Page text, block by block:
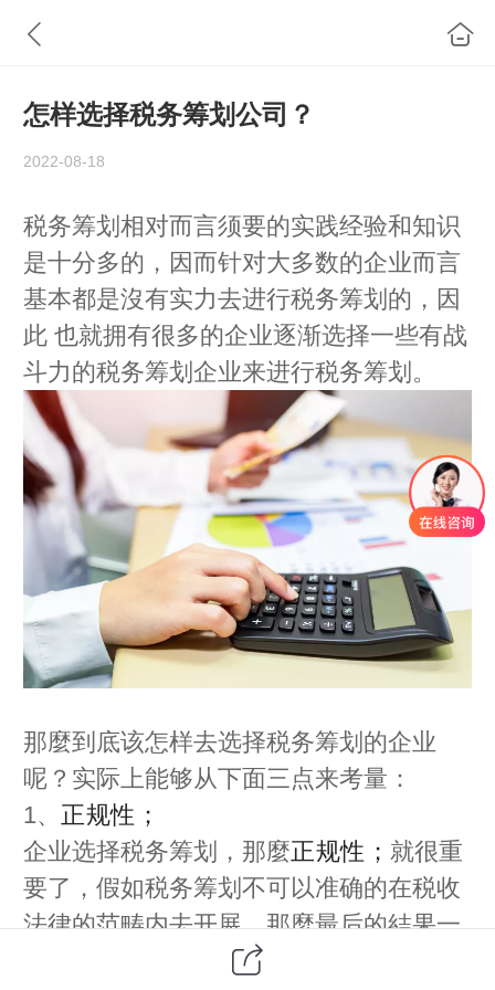
怎样选择税务筹划公司？
2022-08-18
税务筹划相对而言须要的实践经验和知识
是十分多的，因而针对大多数的企业而言
基本都是沒有实力去进行税务筹划的，因
此 也就拥有很多的企业逐渐选择一些有战
斗力的税务筹划企业来进行税务筹划。
那麼到底该怎样去选择税务筹划的企业
呢？实际上能够从下面三点来考量：
1、 正规性；
企业选择税务筹划，那麼正规性；就很重
要了，假如税务筹划不可以准确的在税收
法律的范畴内去开展，那麼最后的結果一
定也是无法获得保障的。而且假如税务筹